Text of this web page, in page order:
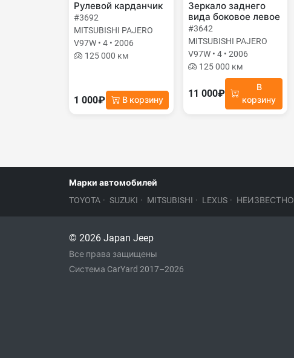
Рулевой карданчик
#3692
MITSUBISHI PAJERO
V97W • 4 • 2006
125 000 км
1 000₽ В корзину
Зеркало заднего
вида боковое левое
#3642
MITSUBISHI PAJERO
V97W • 4 • 2006
125 000 км
11 000₽
В
корзину
Марки автомобилей
TOYOTA · SUZUKI · MITSUBISHI · LEXUS · НЕИЗВЕСТНО
© 2026 Japan Jeep
Все права защищены
Система CarYard 2017–2026